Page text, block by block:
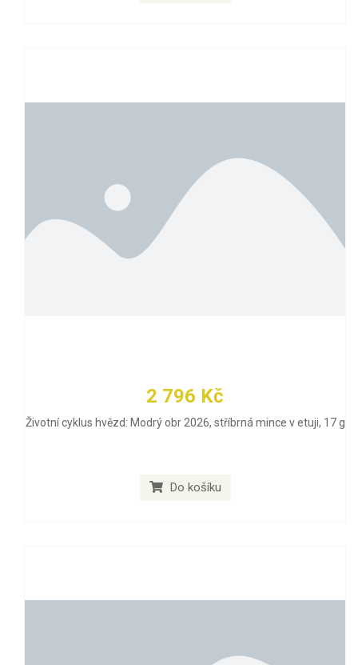
2 796 Kč
Životní cyklus hvězd: Modrý obr 2026, stříbrná mince v etuji, 17 g
Do košíku